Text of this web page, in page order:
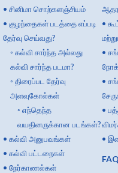
• சினிமா சொற்களஞ்சியம்
• குழந்தைகள் படத்தை எப்படி
தேர்வு செய்வது?
◦ கல்வி சார்ந்த அல்லது
கல்வி சார்ந்த படமா?
◦ திரைப்பட தேர்வு
அளவுகோல்கள்
◦ எந்தெந்த
வயதினருக்கான படங்கள்?
• கல்வி அனுபவங்கள்
• கல்வி பட்டறைகள்
• நேர்காணல்கள்
•
•
•
•
•
FAQ